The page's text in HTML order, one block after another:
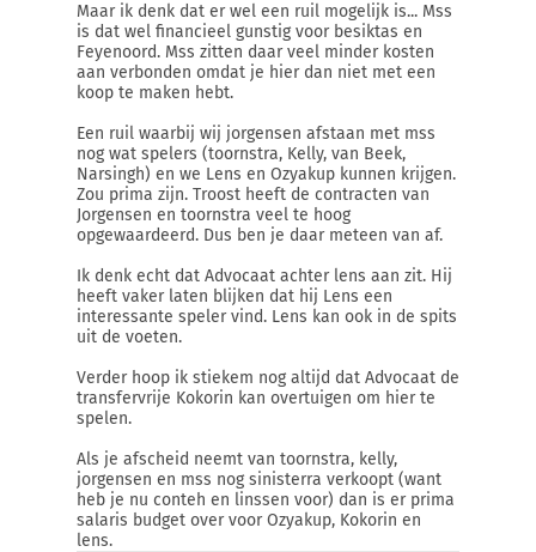
Maar ik denk dat er wel een ruil mogelijk is... Mss
is dat wel financieel gunstig voor besiktas en
Feyenoord. Mss zitten daar veel minder kosten
aan verbonden omdat je hier dan niet met een
koop te maken hebt.
Een ruil waarbij wij jorgensen afstaan met mss
nog wat spelers (toornstra, Kelly, van Beek,
Narsingh) en we Lens en Ozyakup kunnen krijgen.
Zou prima zijn. Troost heeft de contracten van
Jorgensen en toornstra veel te hoog
opgewaardeerd. Dus ben je daar meteen van af.
Ik denk echt dat Advocaat achter lens aan zit. Hij
heeft vaker laten blijken dat hij Lens een
interessante speler vind. Lens kan ook in de spits
uit de voeten.
Verder hoop ik stiekem nog altijd dat Advocaat de
transfervrije Kokorin kan overtuigen om hier te
spelen.
Als je afscheid neemt van toornstra, kelly,
jorgensen en mss nog sinisterra verkoopt (want
heb je nu conteh en linssen voor) dan is er prima
salaris budget over voor Ozyakup, Kokorin en
lens.